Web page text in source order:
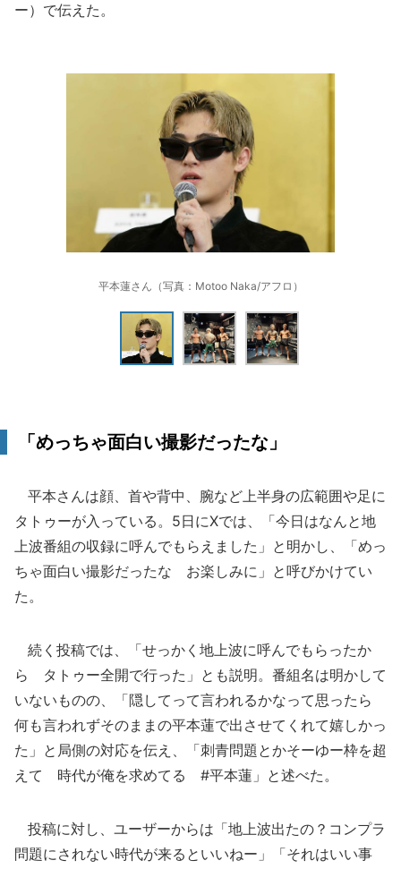
ー）で伝えた。
平本蓮さん（写真：Motoo Naka/アフロ）
「めっちゃ面白い撮影だったな」
平本さんは顔、首や背中、腕など上半身の広範囲や足に
タトゥーが入っている。5日にXでは、「今日はなんと地
上波番組の収録に呼んでもらえました」と明かし、「めっ
ちゃ面白い撮影だったな お楽しみに」と呼びかけてい
た。
続く投稿では、「せっかく地上波に呼んでもらったか
ら タトゥー全開で行った」とも説明。番組名は明かして
いないものの、「隠してって言われるかなって思ったら
何も言われずそのままの平本蓮で出させてくれて嬉しかっ
た」と局側の対応を伝え、「刺青問題とかそーゆー枠を超
えて 時代が俺を求めてる #平本蓮」と述べた。
投稿に対し、ユーザーからは「地上波出たの？コンプラ
問題にされない時代が来るといいねー」「それはいい事